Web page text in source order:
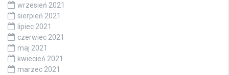
wrzesień 2021
sierpień 2021
lipiec 2021
czerwiec 2021
maj 2021
kwiecień 2021
marzec 2021